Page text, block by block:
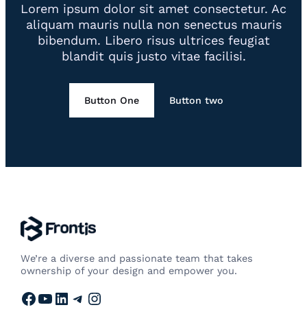
Lorem ipsum dolor sit amet consectetur. Ac
aliquam mauris nulla non senectus mauris
bibendum. Libero risus ultrices feugiat
blandit quis justo vitae facilisi.
Button One Button two
We’re a diverse and passionate team that takes
ownership of your design and empower you.
Facebook YouTube LinkedIn Telegram Instagram